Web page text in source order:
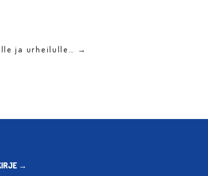
ja urheilulle… →
→